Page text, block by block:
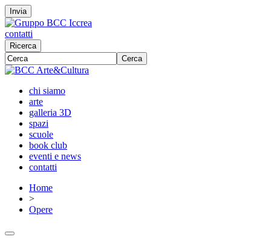
Invia
contatti
Ricerca
Cerca
chi siamo
arte
galleria 3D
spazi
scuole
book club
eventi e news
contatti
Home
>
Opere